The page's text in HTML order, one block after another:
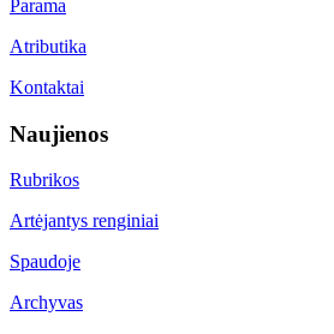
Parama
Atributika
Kontaktai
Naujienos
Rubrikos
Artėjantys renginiai
Spaudoje
Archyvas